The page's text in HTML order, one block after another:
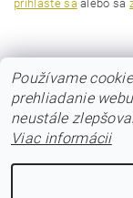
prihláste sa alebo sa
Používame
prehliadanie
neustále
Viac informácii